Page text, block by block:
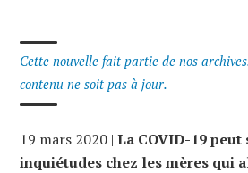
Cette nouvelle fait partie de nos
contenu ne soit pas à jour.
19 mars 2020 | La COVID-19 peut
inquiétudes chez les mères qui